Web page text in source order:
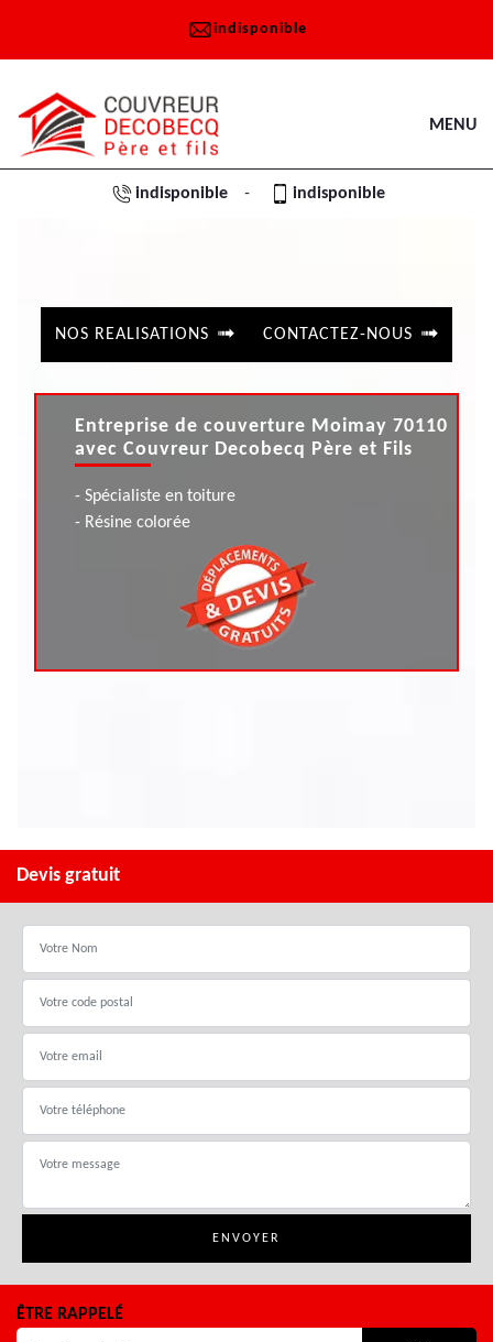
indisponible
MENU
indisponible - indisponible
NOS REALISATIONS CONTACTEZ-NOUS
Entreprise de couverture Moimay 70110
avec Couvreur Decobecq Père et Fils
- Spécialiste en toiture
- Résine colorée
Devis gratuit
ÊTRE RAPPELÉ